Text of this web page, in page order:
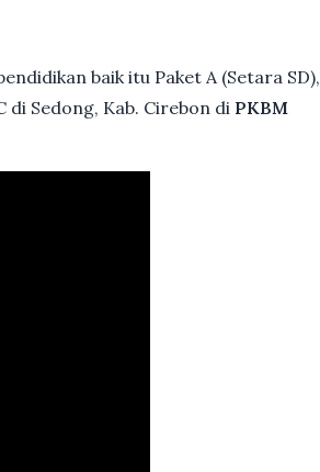
baik itu Paket A (Setara SD),
di Sedong, Kab. Cirebon di PKBM